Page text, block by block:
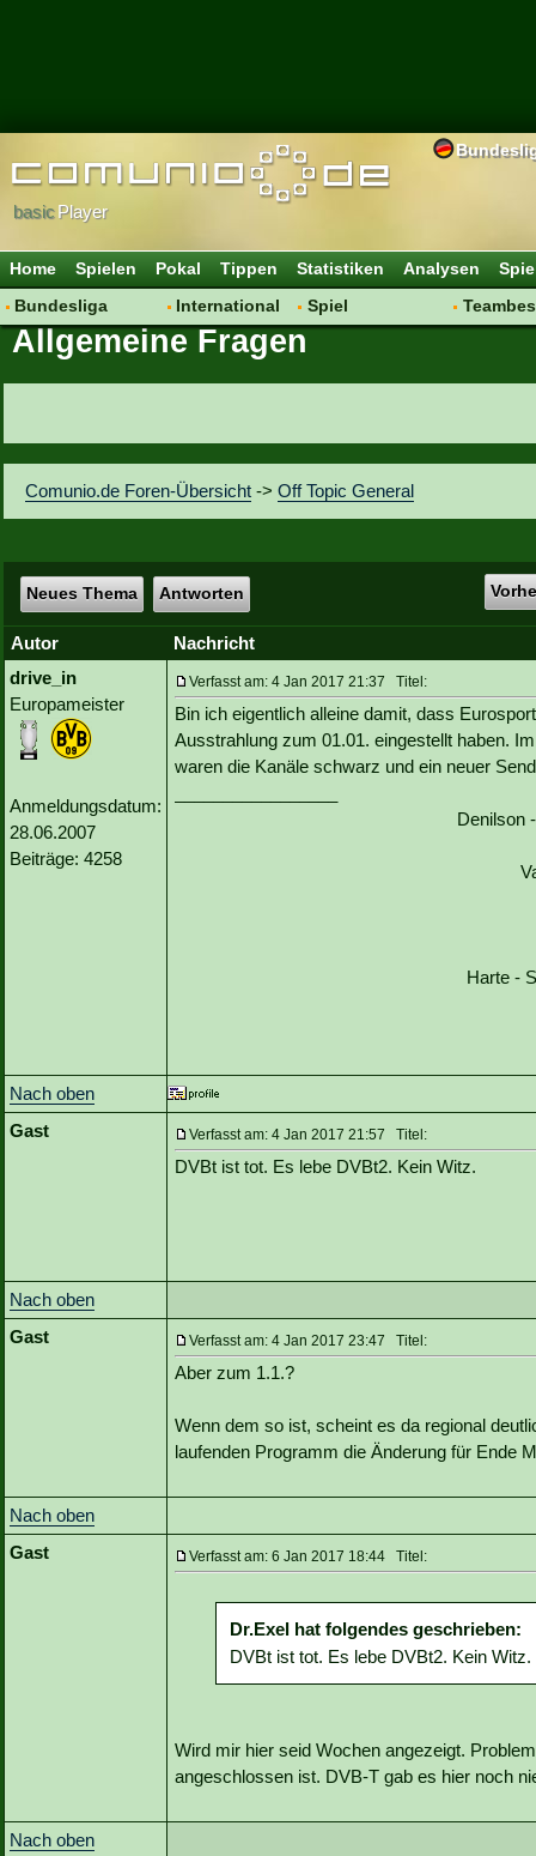
basicPlayer
Home Spielen Pokal Tippen Statistiken Analysen
Bundesliga
Hot News
Vereinsfragen
International
Vereine
Spiel
Allgemeine Fragen
Comunio.de Foren-Übersicht ->Off Topic General
Neues Thema Antworten
Autor
Nachricht
drive_in
Europameister
Anmeldungsdatum:
28.06.2007
Beiträge: 4258
Verfasst am: 4 Jan 2017 21:37 Titel:
Bin ich eigentlich alleine damit, dass
Ausstrahlung zum 01.01. eingestellt haben.
waren die Kanäle schwarz und ein neuer
Denilson
Harte -
Nach oben
Gast
Verfasst am: 4 Jan 2017 21:57 Titel:
DVBt ist tot. Es lebe DVBt2. Kein Witz.
Nach oben
Gast
Verfasst am: 4 Jan 2017 23:47 Titel:
Aber zum 1.1.?
Wenn dem so ist, scheint es da regional
laufenden Programm die Änderung für Ende
Nach oben
Gast
Verfasst am: 6 Jan 2017 18:44 Titel:
Dr.Exel hat folgendes geschrieben:
DVBt ist tot. Es lebe DVBt2. Kein Witz.
Wird mir hier seid Wochen angezeigt.
angeschlossen ist. DVB-T gab es hier noch
Nach oben